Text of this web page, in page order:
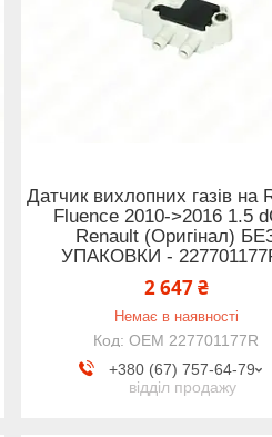
Датчик вихлопних газів на
Fluence 2010->2016 1.5
Renault (Оригінал)
УПАКОВКИ -
2 647 ₴
Немає в наявності
OEM 227701177R
+380 (67) 757-64-79
відділ продажу